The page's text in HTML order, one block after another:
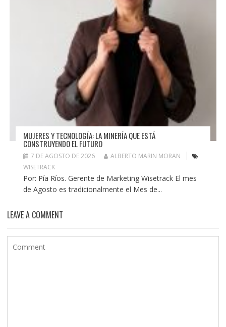
MUJERES Y TECNOLOGÍA: LA MINERÍA QUE ESTÁ
CONSTRUYENDO EL FUTURO
7 DE AGOSTO DE 2026
ALBERTO MARIN MORAN
WISETRACK
Por: Pía Ríos. Gerente de Marketing Wisetrack El mes
de Agosto es tradicionalmente el Mes de...
LEAVE A COMMENT